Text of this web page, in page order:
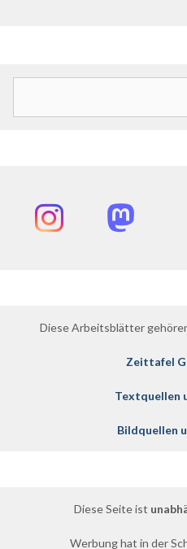
Instagram
Diese Arbeitsblätter
Zeittafel
Textquellen
Bildquellen
Diese Seite ist
Werbung hat in der